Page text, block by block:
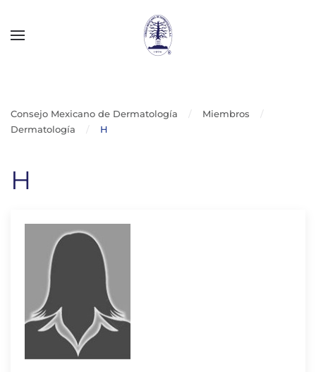
Consejo Mexicano de Dermatología
Miembros
Dermatología
H
H